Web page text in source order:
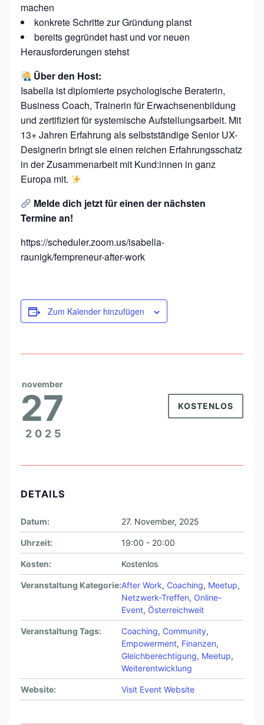
machen
konkrete Schritte zur Gründung planst
bereits gegründet hast und vor neuen
Herausforderungen stehst
Über den Host:
Isabella ist diplomierte psychologische Beraterin,
Business Coach, Trainerin für Erwachsenenbildung
und zertifiziert für systemische Aufstellungsarbeit. Mit
13+ Jahren Erfahrung als selbstständige Senior UX-
Designerin bringt sie einen reichen Erfahrungsschatz
in der Zusammenarbeit mit Kund:innen in ganz
Europa mit.
Melde dich jetzt für einen der nächsten
Termine an!
https://scheduler.zoom.us/isabella-
raunigk/fempreneur-after-work
Zum Kalender hinzufügen
november
27
2025
KOSTENLOS
DETAILS
Datum: 27. November, 2025
Uhrzeit: 19:00 - 20:00
Kosten: Kostenlos
Veranstaltung Kategorie:After Work, Coaching, Meetup,
Netzwerk-Treffen, Online-
Event, Österreichweit
Veranstaltung Tags: Coaching, Community,
Empowerment, Finanzen,
Gleichberechtigung, Meetup,
Weiterentwicklung
Website: Visit Event Website